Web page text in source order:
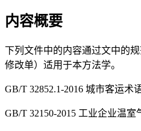
内容概要
下列文件中的内容通过文中的
修改单）适用于本方法学。
GB/T 32852.1-2016 城市客运术
GB/T 32150-2015 工业企业温